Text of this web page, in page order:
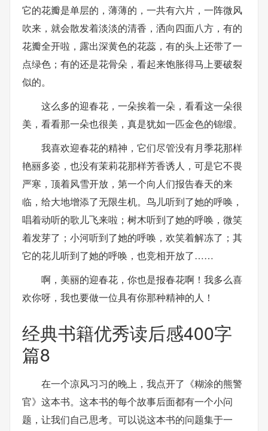
它的花瓣是单层的，薄薄的，一共有六片，一阵微风
吹来，就会散发着淡淡的清香，洒向四面八方，有的
花瓣全开啦，露出深黄色的花蕊，有的头上还带了一
点绿色；有的还是花骨朵，看起来饱胀得马上要破裂
似的。
这么多的迎春花，一朵挨着一朵，看看这一朵很
美，看看那一朵也很美，真是犹如一匹金色的锦缎。
我喜欢迎春花的精神，它们尽管没有月季花那样
艳丽多姿，也没有茉莉花那样芳香诱人，可是它不畏
严寒，顶着风雪开放，第一个向人们报告春天的来
临，给大地增添了无限生机。鸟儿听到了她的呼唤，
唱着动听的歌儿飞来啦；树木听到了她的呼唤，微笑
着发芽了；小河听到了她的呼唤，欢笑着解冻了；其
它的花儿听到了她的呼唤，也竞相开放了……
啊，美丽的迎春花，你也是报春花啊！我多么喜
欢你呀，我也要做一位具有你那种精神的人！
经典书籍优秀读后感400字
篇8
在一个凉风习习的晚上，我点开了《糊涂的熊警
官》这本书。这本书的每个故事后面都有一个小问
题，让我们自己思考。可以说这本书的问题集于一